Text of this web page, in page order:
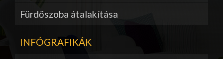
Fürdőszoba átalakítása
INFÓGRAFIKÁK